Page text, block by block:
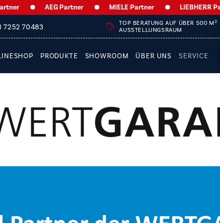
AEG Partner MIELE Partner LIEBHERR Partner
7252 70483 TOP BERATUNG AUF ÜBER 500 M2
AUSSTELLUNGSRAUM
PRODUKTE SHOWROOM ÜBER UNS SERVICE